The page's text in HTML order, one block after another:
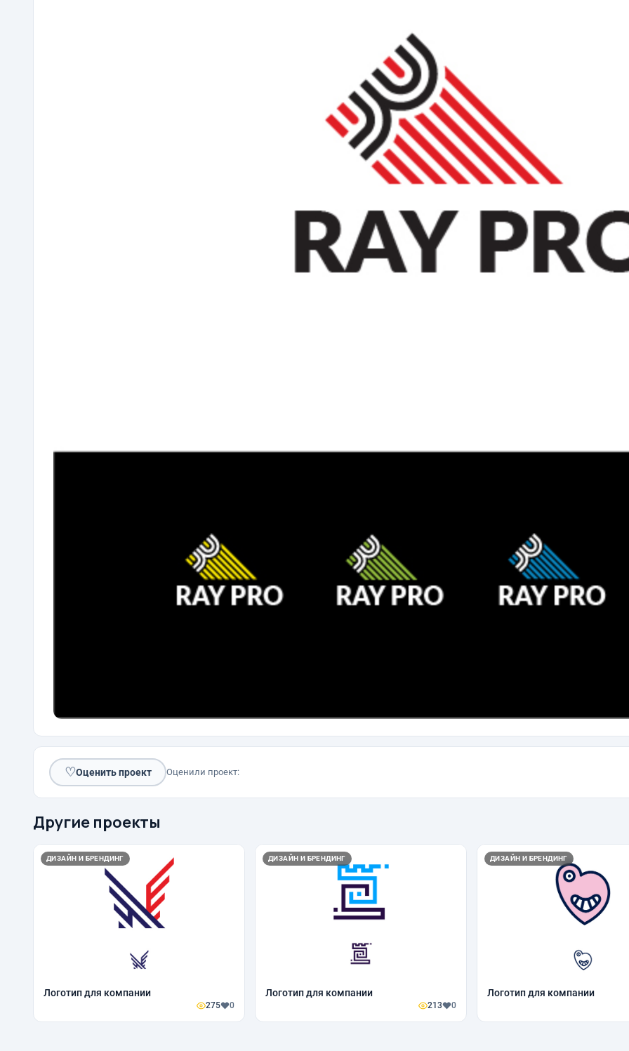
♡Оценить проект Оценили проект:
Другие проекты
ДИЗАЙН И БРЕНДИНГ
Логотип для компании
275 0
ДИЗАЙН И БРЕНДИНГ
Логотип для компании
213 0
ДИЗАЙН И БРЕНДИНГ
Логотип для компании